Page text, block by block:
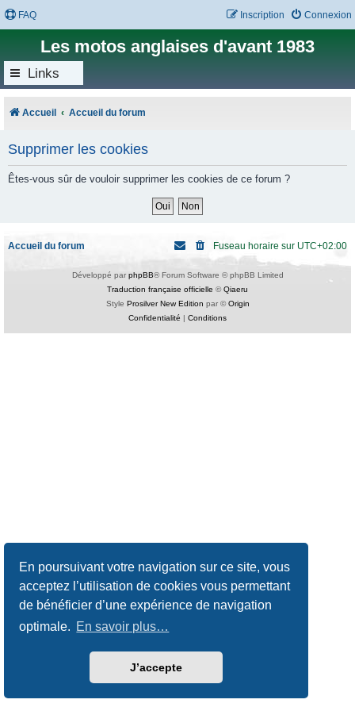
En poursuivant votre navigation sur ce site, vous
acceptez l’utilisation de cookies vous permettant
de bénéficier d’une expérience de navigation
optimale. En savoir plus…
J’accepte
FAQ Connexion
Inscription
Les motos anglaises d'avant 1983
Links
Accueil Accueil du forum
Supprimer les cookies
Êtes-vous sûr de vouloir supprimer les cookies de ce forum ?
Accueil du forum Fuseau horaire sur UTC+02:00
Développé par phpBB® Forum Software © phpBB Limited
Traduction française officielle ©Qiaeru
Style Prosilver New Edition par ©Origin
Confidentialité | Conditions